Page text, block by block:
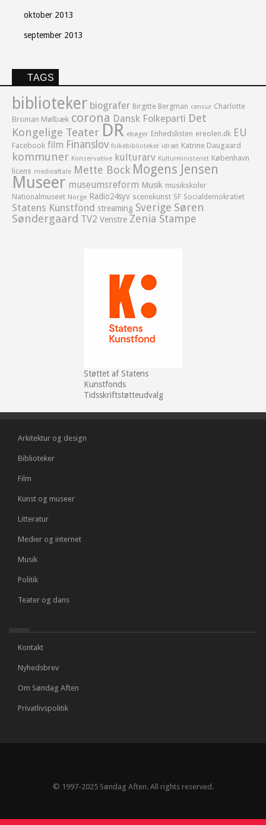
oktober 2013
september 2013
TAGS
biblioteker biografer Birgitte Bergman censur Charlotte
Broman Mølbæk corona Dansk Folkeparti Det
Kongelige Teater DR ebøger Enhedslisten ereolen.dk EU
Facebook film Finanslov folkebiblioteker idræt Katrine Daugaard
kommuner Konservative kulturarv Kulturministeriet København
licens medieaftale Mette Bock Mogens Jensen
Museer museumsreform Musik musikskoler
Nationalmuseet Norge Radio24syv scenekunst SF Socialdemokratiet
Statens Kunstfond streaming Sverige Søren
Søndergaard TV2 Venstre Zenia Stampe
Støttet af Statens
Kunstfonds
Tidsskriftstøtteudvalg
Arkitektur og design
Biblioteker
Film
Kunst og museer
Litteratur
Medier og internet
Musik
Politik
Teater og dans
Kontakt
Nyhedsbrev
Om Søndag Aften
Privatlivspolitik
© 1997-2025 Søndag Aften. All rights reserved.